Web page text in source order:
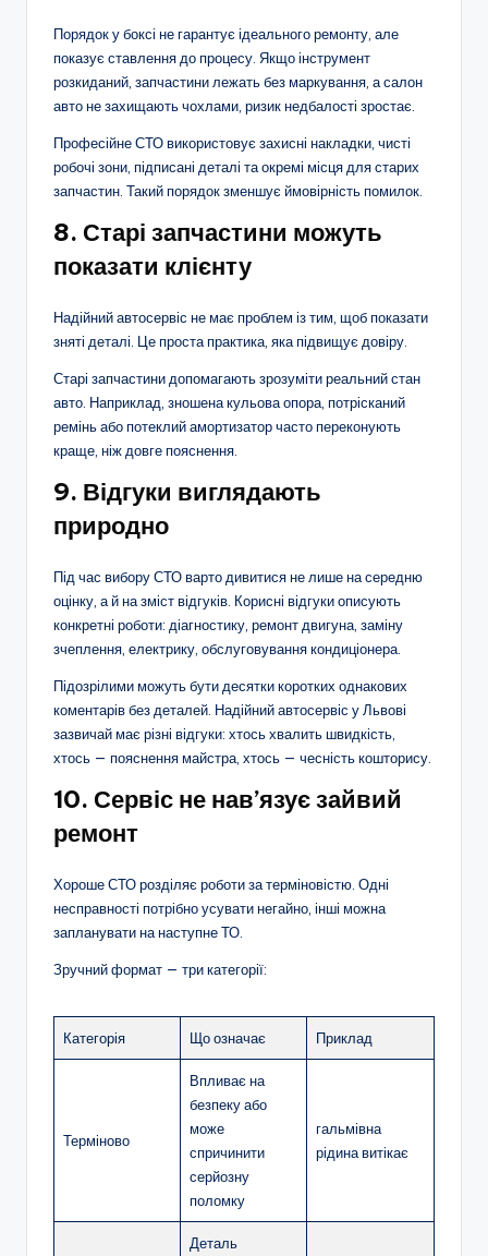
Порядок у боксі не гарантує ідеального ремонту, але
показує ставлення до процесу. Якщо інструмент
розкиданий, запчастини лежать без маркування, а салон
авто не захищають чохлами, ризик недбалості зростає.
Професійне СТО використовує захисні накладки, чисті
робочі зони, підписані деталі та окремі місця для старих
запчастин. Такий порядок зменшує ймовірність помилок.
8. Старі запчастини можуть
показати клієнту
Надійний автосервіс не має проблем із тим, щоб показати
зняті деталі. Це проста практика, яка підвищує довіру.
Старі запчастини допомагають зрозуміти реальний стан
авто. Наприклад, зношена кульова опора, потрісканий
ремінь або потеклий амортизатор часто переконують
краще, ніж довге пояснення.
9. Відгуки виглядають
природно
Під час вибору СТО варто дивитися не лише на середню
оцінку, а й на зміст відгуків. Корисні відгуки описують
конкретні роботи: діагностику, ремонт двигуна, заміну
зчеплення, електрику, обслуговування кондиціонера.
Підозрілими можуть бути десятки коротких однакових
коментарів без деталей. Надійний автосервіс у Львові
зазвичай має різні відгуки: хтось хвалить швидкість,
хтось — пояснення майстра, хтось — чесність кошторису.
10. Сервіс не нав’язує зайвий
ремонт
Хороше СТО розділяє роботи за терміновістю. Одні
несправності потрібно усувати негайно, інші можна
запланувати на наступне ТО.
Зручний формат — три категорії:
Категорія Що означає Приклад
Терміново
Впливає на
безпеку або
може
спричинити
серйозну
поломку
гальмівна
рідина витікає
Деталь